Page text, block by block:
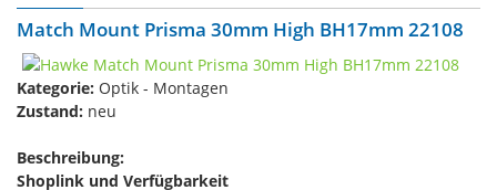
Match Mount Prisma 30mm High BH17mm 22108
Kategorie: Optik - Montagen
Zustand: neu
Beschreibung:
Shoplink und Verfügbarkeit